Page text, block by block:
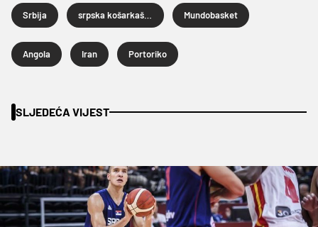
Srbija Mundobasket
Angola Iran Portoriko
SLJEDEĆA VIJEST